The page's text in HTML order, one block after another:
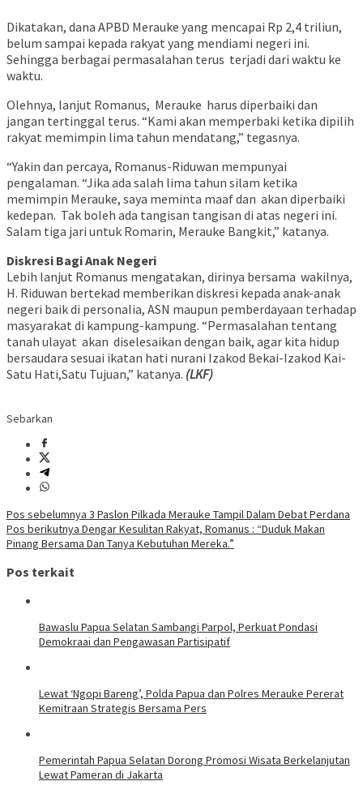
Dikatakan, dana APBD Merauke yang mencapai Rp 2,4 triliun,
belum sampai kepada rakyat yang mendiami negeri ini.
Sehingga berbagai permasalahan terus terjadi dari waktu ke
waktu.
Olehnya, lanjut Romanus, Merauke harus diperbaiki dan
jangan tertinggal terus. “Kami akan memperbaki ketika dipilih
rakyat memimpin lima tahun mendatang,” tegasnya.
“Yakin dan percaya, Romanus-Riduwan mempunyai
pengalaman. “Jika ada salah lima tahun silam ketika
memimpin Merauke, saya meminta maaf dan akan diperbaiki
kedepan. Tak boleh ada tangisan tangisan di atas negeri ini.
Salam tiga jari untuk Romarin, Merauke Bangkit,” katanya.
Diskresi Bagi Anak Negeri
Lebih lanjut Romanus mengatakan, dirinya bersama wakilnya,
H. Riduwan bertekad memberikan diskresi kepada anak-anak
negeri baik di personalia, ASN maupun pemberdayaan terhadap
masyarakat di kampung-kampung. “Permasalahan tentang
tanah ulayat akan diselesaikan dengan baik, agar kita hidup
bersaudara sesuai ikatan hati nurani Izakod Bekai-Izakod Kai-
Satu Hati,Satu Tujuan,” katanya. (LKF)
Sebarkan
Navigasi
pos
Pos sebelumnya 3 Paslon Pilkada Merauke Tampil Dalam Debat Perdana
Pos berikutnya Dengar Kesulitan Rakyat, Romanus : “Duduk Makan
Pinang Bersama Dan Tanya Kebutuhan Mereka.”
Pos terkait
Bawaslu Papua Selatan Sambangi Parpol, Perkuat Pondasi
Demokraai dan Pengawasan Partisipatif
Lewat ‘Ngopi Bareng’, Polda Papua dan Polres Merauke Pererat
Kemitraan Strategis Bersama Pers
Pemerintah Papua Selatan Dorong Promosi Wisata Berkelanjutan
Lewat Pameran di Jakarta